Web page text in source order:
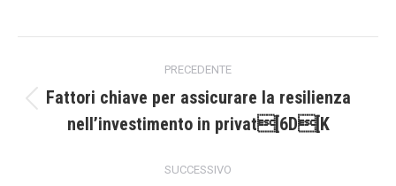
tra
PRECEDENTE
precedente:
Fattori chiave per assicurare la resilienza
nell’investimento in privat[6D[K
SUCCESSIVO